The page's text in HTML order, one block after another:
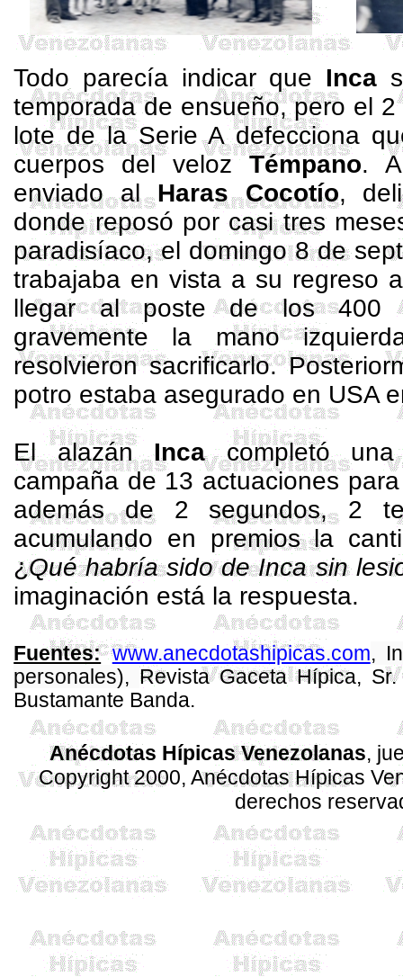
Todo parecía indicar que Inca
temporada de ensueño, pero el
lote dela SerieAdefecciona
cuerpos del velozTémpano.
enviado alHaras Cocotío,
donde reposó por casi tres
paradisíaco, el domingo 8 de
trabajaba en vista a su regreso
llegar al poste de los400
gravemente la mano
resolvieron sacrificarlo.
potro estaba asegurado en USA
El alazánIncacompletó una
campaña de 13 actuaciones
además de 2 segundos, 2
acumulando en premios la
¿Qué habría sido de Inca sin
imaginación está la respuesta.
Fuentes: www.anecdotashipicas.com,
personales), RevistaGacetaHípica, Sr.
Bustamante Banda.
Anécdotas Hípicas Venezolanas,
Copyright 2000, Anécdotas Hípicas
derechos